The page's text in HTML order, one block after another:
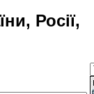
Росії,